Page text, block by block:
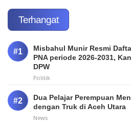
Terhangat
Misbahul Munir Resmi
PNA periode 2026-2031,
DPW
Politik
Dua Pelajar Perempuan
dengan Truk di Aceh Utara
News